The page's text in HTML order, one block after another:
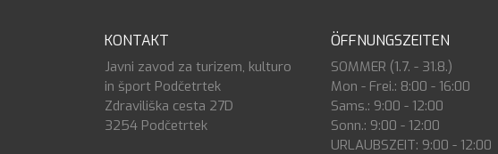
KONTAKT
Javni zavod za turizem, kulturo
in šport Podčetrtek
Zdraviliška cesta 27D
3254 Podčetrtek
ÖFFNUNGSZEITEN
SOMMER (1.7. - 31.8.)
Mon - Frei.: 8:00 - 16:00
Sams.: 9:00 - 12:00
Sonn.: 9:00 - 12:00
URLAUBSZEIT: 9:00 - 12:00